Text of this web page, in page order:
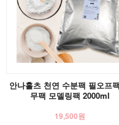
안나홀츠 천연 수분팩 필오프
무팩 모델링팩 2000ml
19,500원